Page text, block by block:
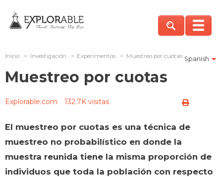
Spanish
Inicio > Investigación > Experimentos > Muestreo por cuotas
Muestreo por cuotas
Explorable.com 132.7K visitas
El muestreo por cuotas es una técnica de
muestreo no probabilístico en donde la
muestra reunida tiene la misma proporción de
individuos que toda la población con respecto